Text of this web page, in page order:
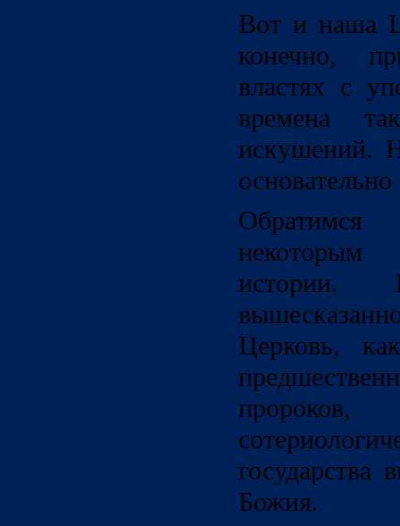
Вот и наша
конечно,
властях с
времена
искушений.
истории.
Церковь,
Божия.